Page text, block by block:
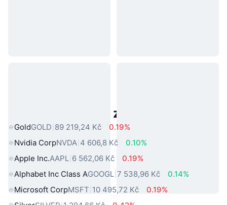
Populární aktiva z reálného světa
GoldGOLD 89 219,24 Kč
0.19%
Nvidia CorpNVDA 4 606,8 Kč
0.10%
Apple Inc.AAPL 6 562,06 Kč
0.19%
Alphabet Inc Class AGOOGL 7 538,96 Kč
0.14%
Microsoft CorpMSFT 10 495,72 Kč
0.19%